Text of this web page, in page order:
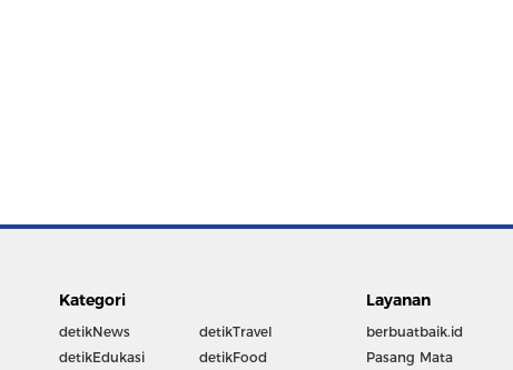
Kategori
detikNews
detikEdukasi
detikTravel
detikFood
Layanan
berbuatbaik.id
Pasang Mata